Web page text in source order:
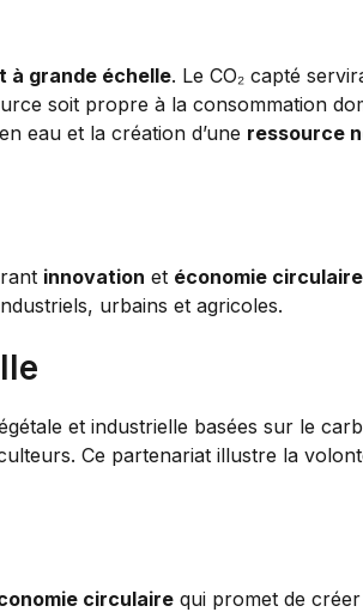
à grande échelle. Le CO₂ capté
soit propre à la consommation
eau et la création d’une ressource
innovation et économie circulaire
urbains et agricoles.
et industrielle basées sur le
Ce partenariat illustre la
circulaire qui promet de